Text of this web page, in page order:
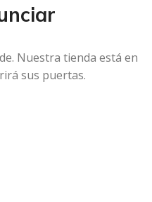
Nuestra tienda está en
sus puertas.